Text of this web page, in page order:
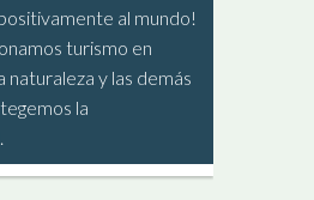
al mundo!
turismo en
naturaleza y las demás
la